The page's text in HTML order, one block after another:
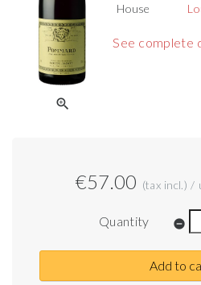
zoom_in
House
See complete
€57.00 (tax incl.) /
Quantity remove_circle
Add to